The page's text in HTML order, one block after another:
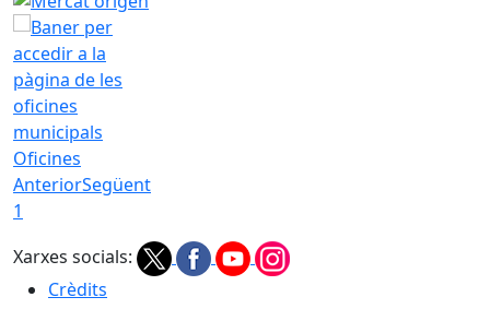
Oficines
AnteriorSegüent
1
Xarxes socials:
Crèdits